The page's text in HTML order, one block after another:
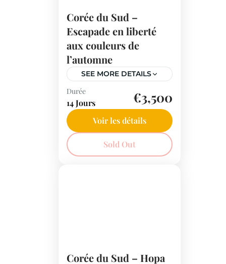
Corée du Sud –
Escapade en liberté
aux couleurs de
l’automne
SEE MORE DETAILS
Partez à la découverte de
la Corée du Sud en
automne ! Séoul,
Seoraksan, Busan et
Gyeongju vous dévoilent
Corée du Sud
Durée
14 Jours €3,500
Voir les détails
Sold Out
Corée du Sud – Hopa